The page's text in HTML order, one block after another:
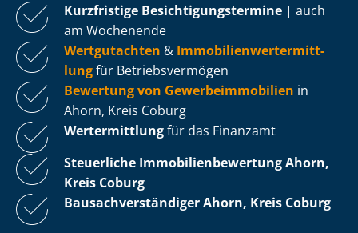
Kurzfristige Be­sich­ti­gungs­ter­mi­ne | auch
am Wochenende
Wertgutachten & Im­mo­bi­li­en­wert­ermitt­
lungfür Be­triebs­ver­mö­gen
Bewertung von Ge­wer­be­im­mo­bi­li­en in
Ahorn, Kreis Coburg
Wertermittlungfür das Finanzamt
Steuerliche Im­mo­bi­li­en­be­wer­tungAhorn,
Kreis Coburg
Bau­sach­ver­stän­di­ger Ahorn, Kreis Coburg